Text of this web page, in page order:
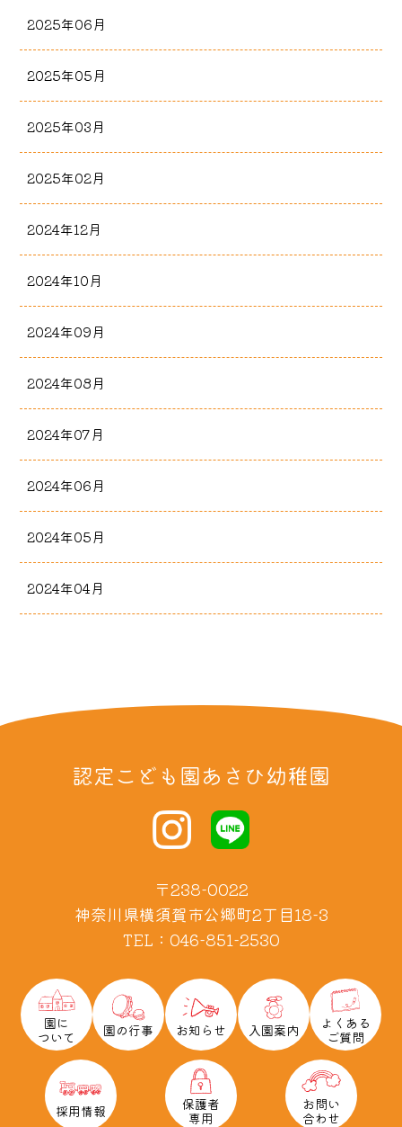
2025年06月
2025年05月
2025年03月
2025年02月
2024年12月
2024年10月
2024年09月
2024年08月
2024年07月
2024年06月
2024年05月
2024年04月
認定こども園あさひ幼稚園
〒238-0022
神奈川県横須賀市公郷町2丁目18-3
TEL：046-851-2530
園に
ついて
園の行事 お知らせ 入園案内
よくある
ご質問
採用情報
保護者
専用
お問い
合わせ